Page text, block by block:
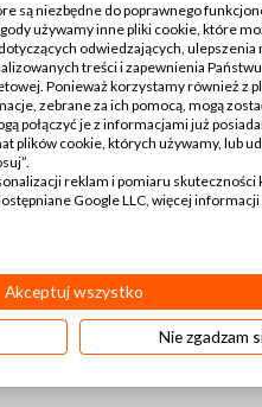
są niezbędne do poprawnego
używamy inne pliki cookie, które
odwiedzających, ulepszenia
treści i zapewnienia Państwu
Ponieważ korzystamy również z
zebrane za ich pomocą, mogą
połączyć je z informacjami już
plików cookie, których używamy, lub
reklam i pomiaru skuteczności
Google LLC, więcej
Akceptuj wszystko
Nie zgadzam